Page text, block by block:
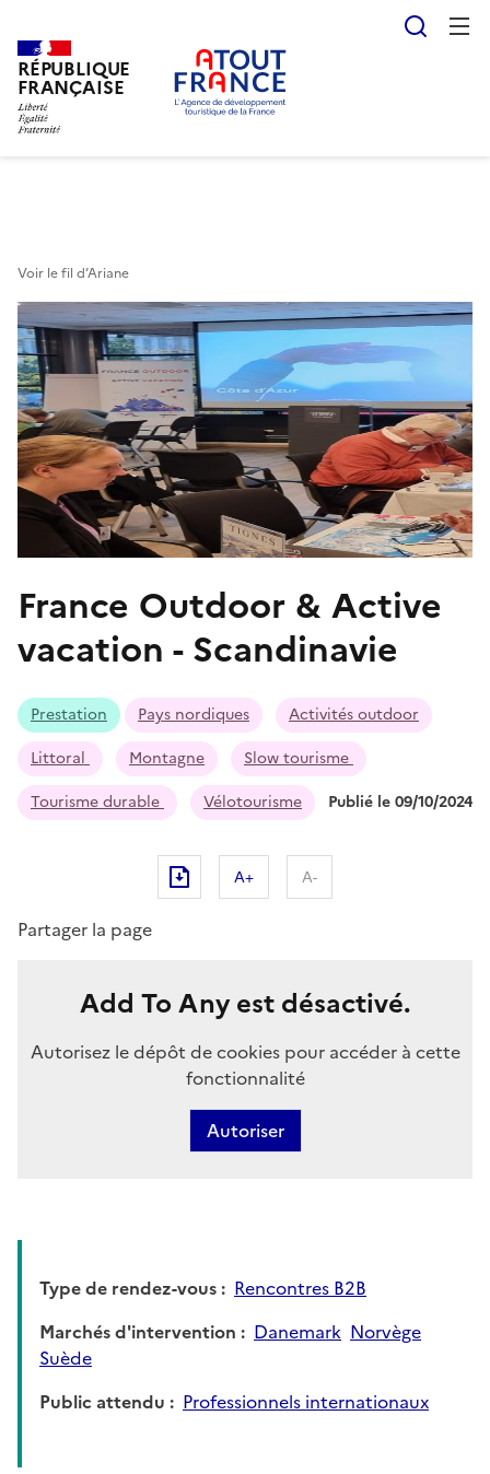
Aller
au
contenu
RÉPUBLIQUE
FRANÇAISE
Voir le fil d’Ariane
France Outdoor & Active
vacation - Scandinavie
Prestation Pays nordiques
Activités outdoor
Littoral
Montagne
Slow tourisme
Tourisme durable
Vélotourisme Publié le 09/10/2024
A+ A-
Partager la page
Add To Any est désactivé.
Autorisez le dépôt de cookies pour accéder à cette
fonctionnalité
Autoriser
Type de rendez-vous
Rencontres B2B
Marchés d'intervention
Danemark Norvège
Suède
Public attendu
Professionnels internationaux